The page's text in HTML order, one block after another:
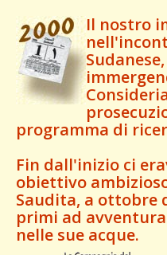
Il nostro
programma di
Fin dall'inizio ci
obiettivo
Saudita, a ottobre
primi ad
nelle sue acque.